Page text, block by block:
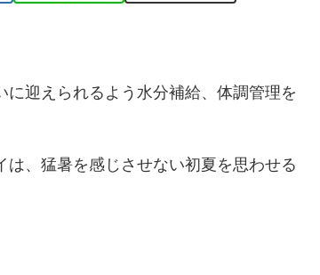
迎えられるよう水分補給、体調管理を
、猛暑を感じさせない初夏を思わせる